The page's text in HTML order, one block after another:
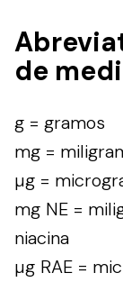
de
g = gramos
mg =
µg =
mg NE =
niacina
µg RAE =